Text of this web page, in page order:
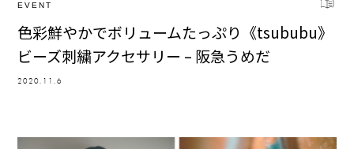
EVENT
色彩鮮やかでボリュームたっぷり《tsububu》
ビーズ刺繍アクセサリー – 阪急うめだ
2020.11.6